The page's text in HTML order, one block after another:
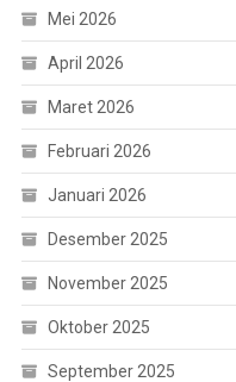
Mei 2026
April 2026
Maret 2026
Februari 2026
Januari 2026
Desember 2025
November 2025
Oktober 2025
September 2025